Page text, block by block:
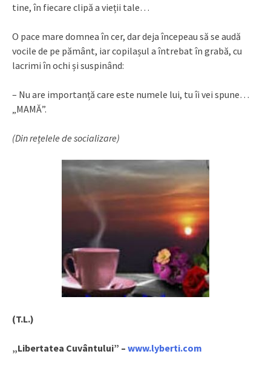
tine, în fiecare clipă a vieții tale…
O pace mare domnea în cer, dar deja începeau să se audă
vocile de pe pământ, iar copilașul a întrebat în grabă, cu
lacrimi în ochi și suspinând:
– Nu are importanță care este numele lui, tu îi vei spune…
„MAMĂ”.
(Din rețelele de socializare)
(T.L.)
„Libertatea Cuvântului” – www.lyberti.com